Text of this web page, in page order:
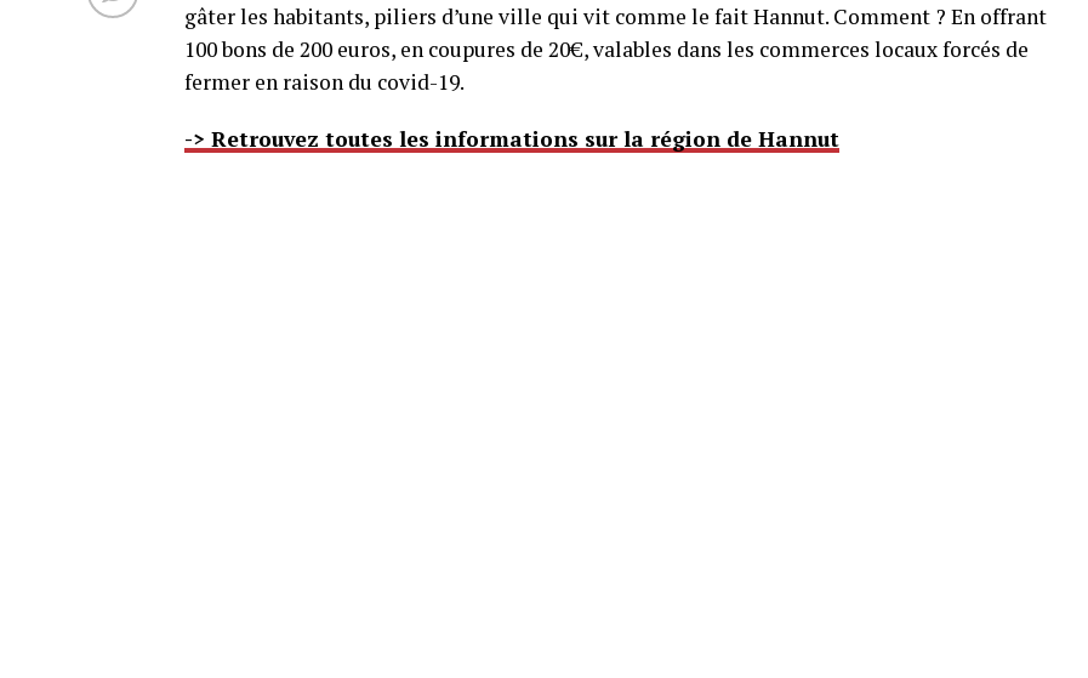
gâter les habitants, piliers d’une ville qui vit comme le fait Hannut. Comment ? En offrant
100 bons de 200 euros, en coupures de 20€, valables dans les commerces locaux forcés de
fermer en raison du covid-19.
-> Retrouvez toutes les informations sur la région de Hannut